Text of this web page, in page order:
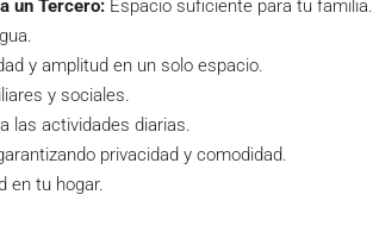
un Tercero: Espacio suficiente para tu familia.
y amplitud en un solo espacio.
y sociales.
las actividades diarias.
privacidad y comodidad.
en tu hogar.